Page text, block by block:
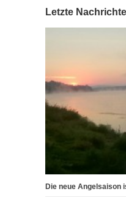
Letzte
Die neue Angelsaison